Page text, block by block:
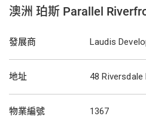
澳洲 珀斯 Parallel
發展商 Laudis
地址 48 Riversdale
物業編號 1367